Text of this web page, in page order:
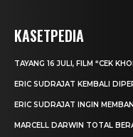
KASETPEDIA
TAYANG 16 JULI, FILM “CEK
ERIC SUDRAJAT KEMBALI
ERIC SUDRAJAT INGIN
MARCELL DARWIN TOTAL